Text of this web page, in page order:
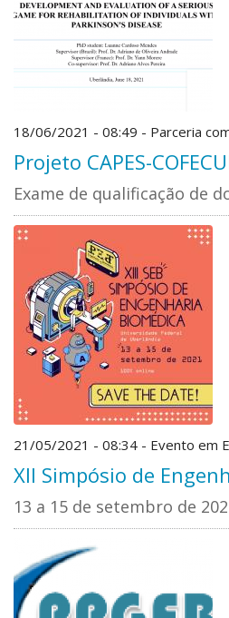
18/06/2021 - 08:49 - Parceria
Projeto CAPES-
Exame de qualificação de
21/05/2021 - 08:34 - Evento em
XII Simpósio de
13 a 15 de setembro de